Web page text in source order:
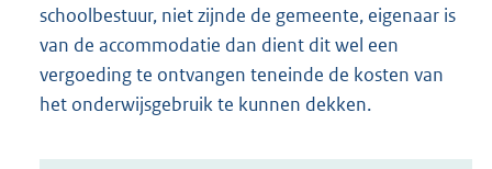
schoolbestuur, niet zijnde de gemeente, eigenaar is
van de accommodatie dan dient dit wel een
vergoeding te ontvangen teneinde de kosten van
het onderwijsgebruik te kunnen dekken.